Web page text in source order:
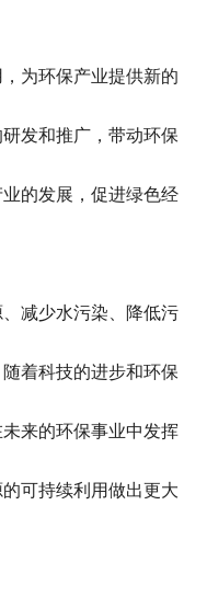
为环保产业提供新的
发和推广，带动环保
的发展，促进绿色经
减少水污染、降低污
着科技的进步和环保
来的环保事业中发挥
可持续利用做出更大